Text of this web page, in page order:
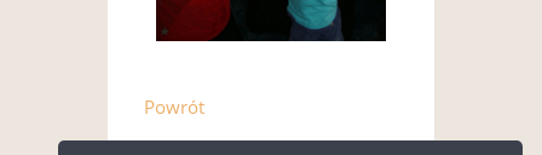
Powrót